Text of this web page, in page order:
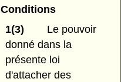
Conditions
1(3)
Le pouvoir
donné dans la
présente loi
d'attacher des